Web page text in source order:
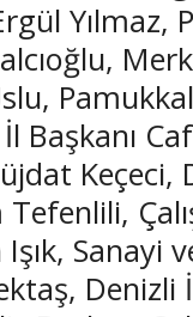
Yılmaz,
Başkanı
Tefenlili,
Sanayi